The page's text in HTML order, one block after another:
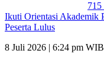
Ikuti Orientasi Akademik
Peserta Lulus
8 Juli 2026 | 6:24 pm WIB